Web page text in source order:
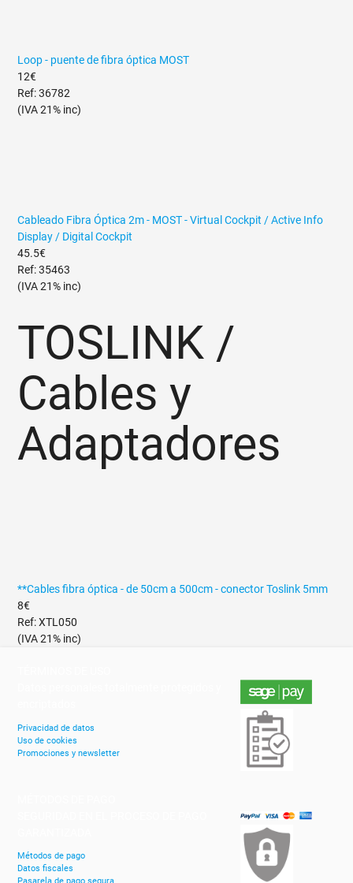
Loop - puente de fibra óptica MOST
12€
Ref: 36782
(IVA 21% inc)
Cableado Fibra Óptica 2m - MOST - Virtual Cockpit / Active Info
Display / Digital Cockpit
45.5€
Ref: 35463
(IVA 21% inc)
TOSLINK /
Cables y
Adaptadores
**Cables fibra óptica - de 50cm a 500cm - conector Toslink 5mm
8€
Ref: XTL050
(IVA 21% inc)
Privacidad de datos
Uso de cookies
Promociones y newsletter
Métodos de pago
Datos fiscales